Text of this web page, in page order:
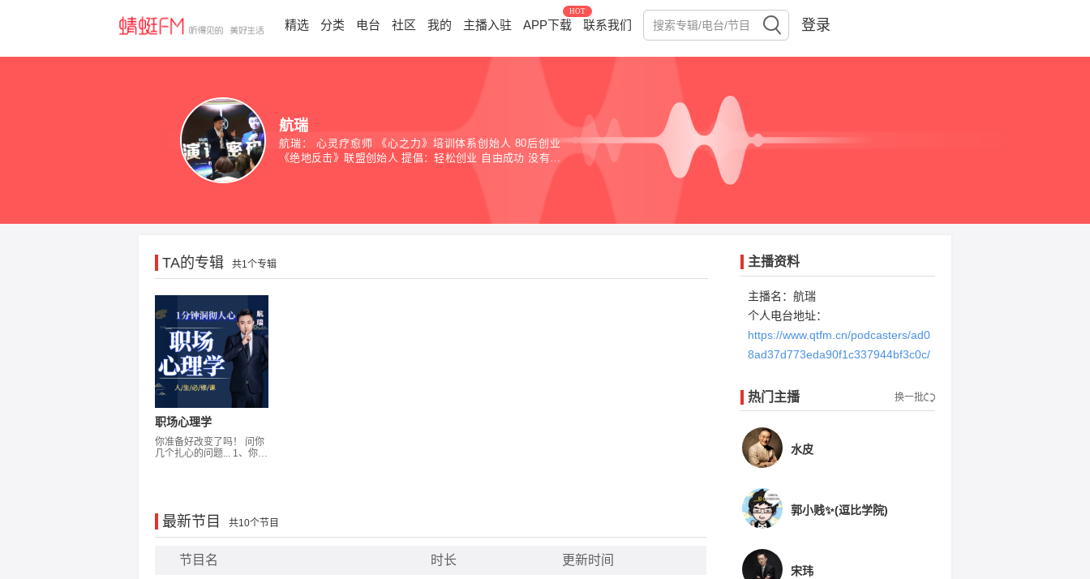
精选 分类 电台 社区 我的 主播入驻 APP下载
HOT
联系我们 登录
航瑞
航瑞： 心灵疗愈师 《心之力》培训体系创始人 80后创业
《绝地反击》联盟创始人 提倡：轻松创业 自由成功 没有一
TA的专辑 共1个专辑
职场心理学
你准备好改变了吗！ 问你
几个扎心的问题... 1、你想
偷偷学。 请记住！ 了解对
方不是为了伤害彼此、而
个环境中强者和弱者的的
分界线就在于谁能改变
最新节目 共10个节目
节目名 时长 更新时间
主播资料
主播名：航瑞
个人电台地址：
https://www.qtfm.cn/podcasters/ad0
8ad37d773eda90f1c337944bf3c0c/
热门主播 换一批
水皮
郭小贱✨(逗比学院)
宋玮